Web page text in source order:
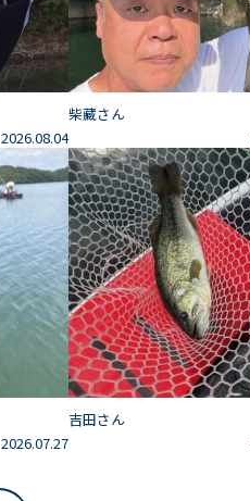
2026.08.04
柴藏さん
2026.07.27
吉田さん